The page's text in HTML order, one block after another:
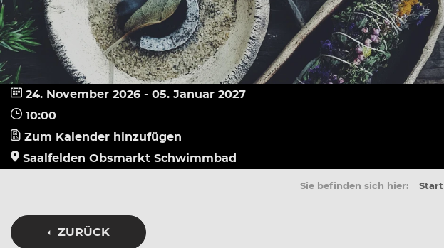
24. November 2026 - 05. Januar 2027
10:00
Zum Kalender hinzufügen
Saalfelden Obsmarkt Schwimmbad
Sie befinden sich hier: Start
ZURÜCK